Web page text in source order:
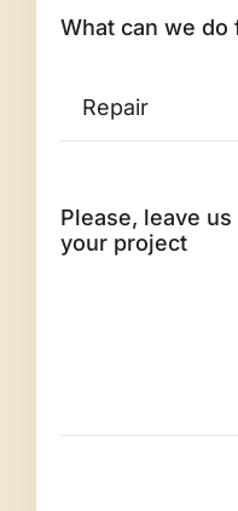
What can we do
Please, leave
your project